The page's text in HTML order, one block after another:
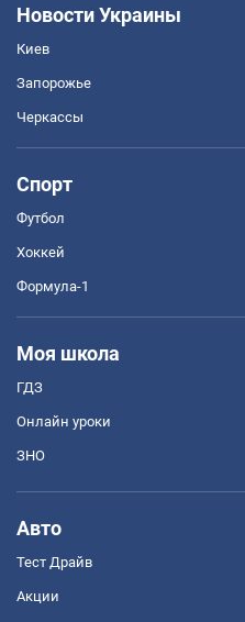
Новости Украины
Киев
Запорожье
Черкассы
Спорт
Футбол
Хоккей
Формула-1
Моя школа
ГДЗ
Онлайн уроки
ЗНО
Авто
Тест Драйв
Акции